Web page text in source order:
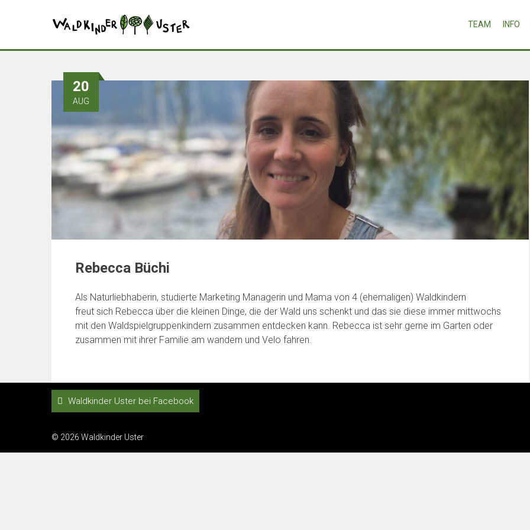
TEAM INFO
20
AUG
Rebecca Büchi
Als Naturliebhaberin, studierte Marketing Managerin und Mama von 4 (ehemaligen) Waldkindern
freut sich Rebecca über die kleinen Dinge, die der Wald uns schenkt und das sie diese immer mittwochs
mit den Waldspielgruppenkindern zusammen entdecken kann. Rebecca ist sehr gerne im Garten oder
zusammen mit ihrer Familie am wandern und Velo fahren.
Waldkinder Uster bei Facebook
© 2026 Waldkinder Uster